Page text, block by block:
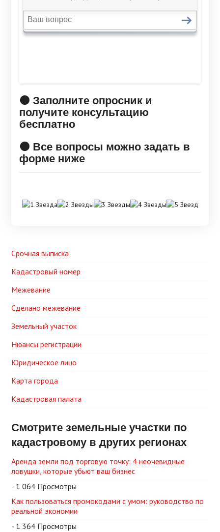
🟠 Заполните опросник и
получите консультацию
бесплатно
🟠 Все вопросы можно задать в
форме ниже
Срочная выписка
Кадастровый номер
Межевание
Сделано межевание
Земельный участок
Нюансы регистрации
Юридическое лицо
Карта города
Кадастровая палата
Смотрите земельные участки по
кадастровому в других регионах
Аренда земли под торговую точку: 4 неочевидные
ловушки, которые убьют ваш бизнес
- 1 064 Просмотры
Как пользоваться промокодами с умом: руководство по
реальной экономии
- 1 364 Просмотры